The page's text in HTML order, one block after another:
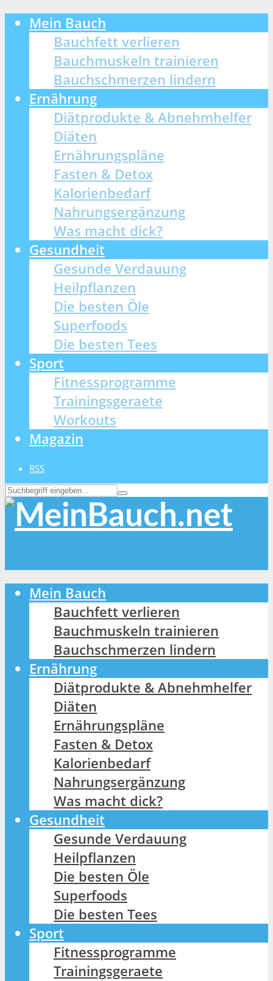
Mein Bauch
Bauchfett verlieren
Bauchmuskeln trainieren
Bauchschmerzen lindern
Ernährung
Diätprodukte & Abnehmhelfer
Diäten
Ernährungspläne
Fasten & Detox
Kalorienbedarf
Nahrungsergänzung
Was macht dick?
Gesundheit
Gesunde Verdauung
Heilpflanzen
Die besten Öle
Superfoods
Die besten Tees
Sport
Fitnessprogramme
Trainingsgeraete
Workouts
Magazin
RSS
Mein Bauch
Bauchfett verlieren
Bauchmuskeln trainieren
Bauchschmerzen lindern
Ernährung
Diätprodukte & Abnehmhelfer
Diäten
Ernährungspläne
Fasten & Detox
Kalorienbedarf
Nahrungsergänzung
Was macht dick?
Gesundheit
Gesunde Verdauung
Heilpflanzen
Die besten Öle
Superfoods
Die besten Tees
Sport
Fitnessprogramme
Trainingsgeraete